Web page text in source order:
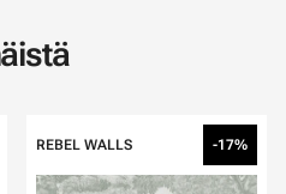
REBEL WALLS -17%